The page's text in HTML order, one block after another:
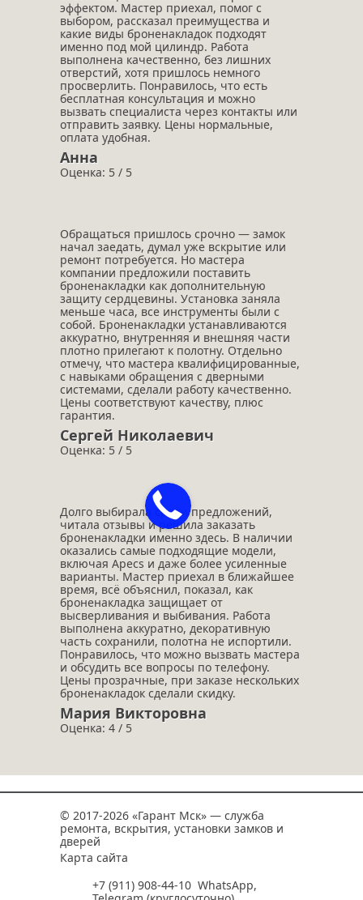
эффектом. Мастер приехал, помог с
выбором, рассказал преимущества и
какие виды броненакладок подходят
именно под мой цилиндр. Работа
выполнена качественно, без лишних
отверстий, хотя пришлось немного
просверлить. Понравилось, что есть
бесплатная консультация и можно
вызвать специалиста через контакты или
отправить заявку. Цены нормальные,
оплата удобная.
Анна
Оценка: 5 / 5
Обращаться пришлось срочно — замок
начал заедать, думал уже вскрытие или
ремонт потребуется. Но мастера
компании предложили поставить
броненакладки как дополнительную
защиту сердцевины. Установка заняла
меньше часа, все инструменты были с
собой. Броненакладки устанавливаются
аккуратно, внутренняя и внешняя части
плотно прилегают к полотну. Отдельно
отмечу, что мастера квалифицированные,
с навыками обращения с дверными
системами, сделали работу качественно.
Цены соответствуют качеству, плюс
гарантия.
Сергей Николаевич
Оценка: 5 / 5
Долго выбирала среди предложений,
читала отзывы и решила заказать
броненакладки именно здесь. В наличии
оказались самые подходящие модели,
включая Apecs и даже более усиленные
варианты. Мастер приехал в ближайшее
время, всё объяснил, показал, как
броненакладка защищает от
высверливания и выбивания. Работа
выполнена аккуратно, декоративную
часть сохранили, полотна не испортили.
Понравилось, что можно вызвать мастера
и обсудить все вопросы по телефону.
Цены прозрачные, при заказе нескольких
броненакладок сделали скидку.
Мария Викторовна
Оценка: 4 / 5
© 2017-2026 «Гарант Мск» — служба
ремонта, вскрытия, установки замков и
дверей
Карта сайта
+7 (911) 908-44-10 WhatsApp,